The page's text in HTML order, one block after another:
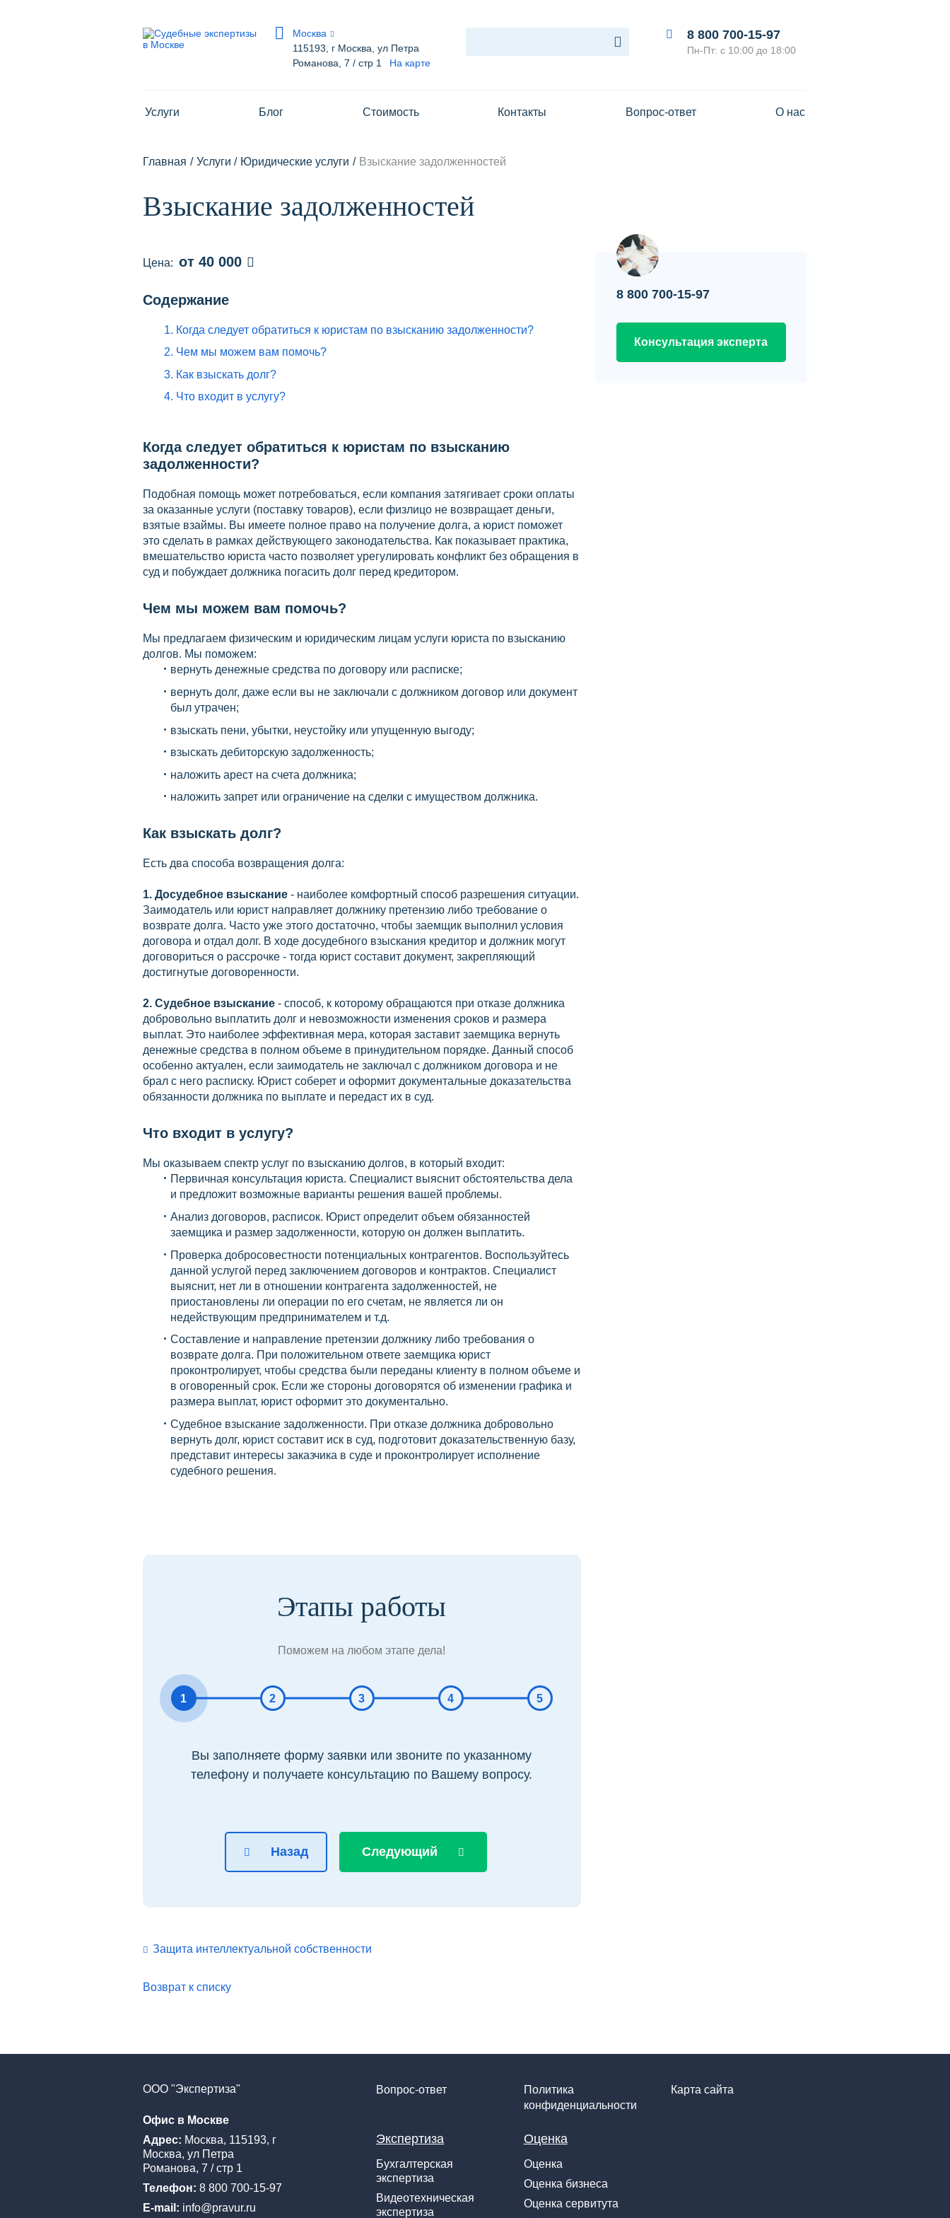
Москва
115193, г Москва, ул Петра
Романова, 7 / стр 1
На карте
8 800 700-15-97
Пн-Пт: с 10:00 до 18:00
Услуги Блог Стоимость Контакты Вопрос-ответ О нас
На карте
Сегодня: 9:00 - 18:00
Получить консультацию Вопрос-ответ
Главная / Услуги / Юридические услуги / Взыскание задолженностей
Взыскание задолженностей
Цена: от 40 000
Содержание
1. Когда следует обратиться к юристам по взысканию задолженности?
2. Чем мы можем вам помочь?
3. Как взыскать долг?
4. Что входит в услугу?
Когда следует обратиться к юристам по взысканию
задолженности?
Подобная помощь может потребоваться, если компания затягивает сроки оплаты
за оказанные услуги (поставку товаров), если физлицо не возвращает деньги,
взятые взаймы. Вы имеете полное право на получение долга, а юрист поможет
это сделать в рамках действующего законодательства. Как показывает практика,
вмешательство юриста часто позволяет урегулировать конфликт без обращения в
суд и побуждает должника погасить долг перед кредитором.
Чем мы можем вам помочь?
Мы предлагаем физическим и юридическим лицам услуги юриста по взысканию
долгов. Мы поможем:
вернуть денежные средства по договору или расписке;
вернуть долг, даже если вы не заключали с должником договор или документ
был утрачен;
взыскать пени, убытки, неустойку или упущенную выгоду;
взыскать дебиторскую задолженность;
наложить арест на счета должника;
наложить запрет или ограничение на сделки с имуществом должника.
Как взыскать долг?
Есть два способа возвращения долга:
1. Досудебное взыскание - наиболее комфортный способ разрешения ситуации.
Заимодатель или юрист направляет должнику претензию либо требование о
возврате долга. Часто уже этого достаточно, чтобы заемщик выполнил условия
договора и отдал долг. В ходе досудебного взыскания кредитор и должник могут
договориться о рассрочке - тогда юрист составит документ, закрепляющий
достигнутые договоренности.
2. Судебное взыскание - способ, к которому обращаются при отказе должника
добровольно выплатить долг и невозможности изменения сроков и размера
выплат. Это наиболее эффективная мера, которая заставит заемщика вернуть
денежные средства в полном объеме в принудительном порядке. Данный способ
особенно актуален, если заимодатель не заключал с должником договора и не
брал с него расписку. Юрист соберет и оформит документальные доказательства
обязанности должника по выплате и передаст их в суд.
Что входит в услугу?
Мы оказываем спектр услуг по взысканию долгов, в который входит:
Первичная консультация юриста. Специалист выяснит обстоятельства дела
и предложит возможные варианты решения вашей проблемы.
Анализ договоров, расписок. Юрист определит объем обязанностей
заемщика и размер задолженности, которую он должен выплатить.
Проверка добросовестности потенциальных контрагентов. Воспользуйтесь
данной услугой перед заключением договоров и контрактов. Специалист
выяснит, нет ли в отношении контрагента задолженностей, не
приостановлены ли операции по его счетам, не является ли он
недействующим предпринимателем и т.д.
Составление и направление претензии должнику либо требования о
возврате долга. При положительном ответе заемщика юрист
проконтролирует, чтобы средства были переданы клиенту в полном объеме и
в оговоренный срок. Если же стороны договорятся об изменении графика и
размера выплат, юрист оформит это документально.
Судебное взыскание задолженности. При отказе должника добровольно
вернуть долг, юрист составит иск в суд, подготовит доказательственную базу,
представит интересы заказчика в суде и проконтролирует исполнение
судебного решения.
Этапы работы
Поможем на любом этапе дела!
1 2 3 4 5
Вы заполняете форму заявки или звоните по указанному
телефону и получаете консультацию по Вашему вопросу.
Назад Следующий
8 800 700-15-97
Консультация эксперта
Защита интеллектуальной собственности
Возврат к списку
ООО "Экспертиза"
Офис в Москве
Адрес: Москва, 115193, г
Москва, ул Петра
Романова, 7 / стр 1
Телефон: 8 800 700-15-97
E-mail: info@pravur.ru
Вопрос-ответ
Политика
конфиденциальности
Карта сайта
Экспертиза
Бухгалтерская
экспертиза
Видеотехническая
экспертиза
Оценка
Оценка
Оценка бизнеса
Оценка сервитута